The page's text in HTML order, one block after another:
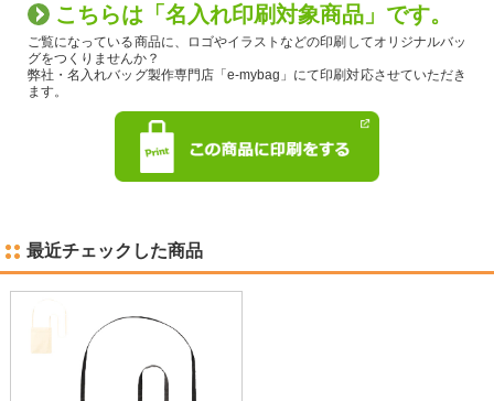
こちらは「名入れ印刷対象商品」です。
ご覧になっている商品に、ロゴやイラストなどの印刷してオリジナルバッ
グをつくりませんか？
弊社・名入れバッグ製作専門店「e-mybag」にて印刷対応させていただき
ます。
最近チェックした商品